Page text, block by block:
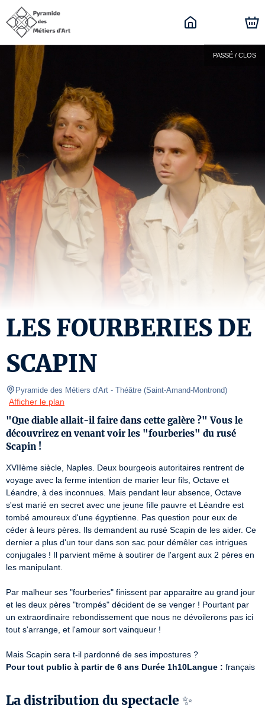
PASSÉ / CLOS
LES FOURBERIES DE
SCAPIN
Pyramide des Métiers d'Art - Théâtre (Saint-Amand-Montrond)
Afficher le plan
"Que diable allait-il faire dans cette galère ?" Vous le
découvrirez en venant voir les "fourberies" du rusé
Scapin !
XVIIème siècle, Naples. Deux bourgeois autoritaires rentrent de
voyage avec la ferme intention de marier leur fils, Octave et
Léandre, à des inconnues. Mais pendant leur absence, Octave
s'est marié en secret avec une jeune fille pauvre et Léandre est
tombé amoureux d'une égyptienne. Pas question pour eux de
céder à leurs pères. Ils demandent au rusé Scapin de les aider. Ce
dernier a plus d'un tour dans son sac pour démêler ces intrigues
conjugales ! Il parvient même à soutirer de l'argent aux 2 pères en
les manipulant.
Par malheur ses "fourberies" finissent par apparaitre au grand jour
et les deux pères "trompés" décident de se venger ! Pourtant par
un extraordinaire rebondissement que nous ne dévoilerons pas ici
tout s'arrange, et l'amour sort vainqueur !
Pour tout public à partir de 6 ans Durée 1h10Langue : français
La distribution du spectacle ✨